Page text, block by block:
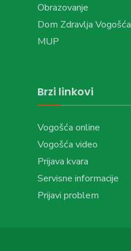
Obrazovanje
Dom Zdravlja Vogošća
MUP
Brzi linkovi
Vogošća online
Vogošća video
Prijava kvara
Servisne informacije
Prijavi problem